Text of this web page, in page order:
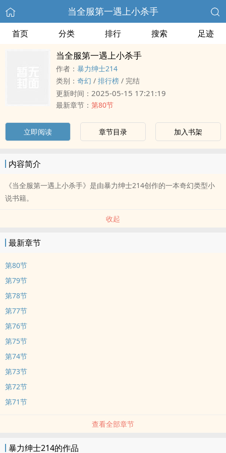
当全服第一遇上小杀手
首页 分类 排行 搜索 足迹
当全服第一遇上小杀手
作者： 暴力绅士214
类别： 奇幻 / 排行榜 / 完结
更新时间： 2025-05-15 17:21:19
最新章节： 第80节
立即阅读 章节目录 加入书架
内容简介
《当全服第一遇上小杀手》是由暴力绅士214创作的一本奇幻类型小
说书籍。
收起
最新章节
第80节
第79节
第78节
第77节
第76节
第75节
第74节
第73节
第72节
第71节
查看全部章节
暴力绅士214的作品